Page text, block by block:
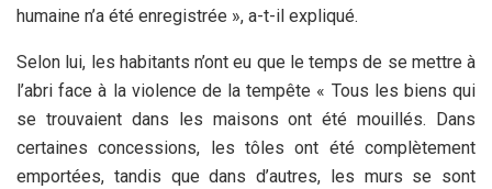
humaine n’a été enregistrée », a-t-il expliqué.
Selon lui, les habitants n’ont eu que le temps de se mettre à
l’abri face à la violence de la tempête « Tous les biens qui
se trouvaient dans les maisons ont été mouillés. Dans
certaines concessions, les tôles ont été complètement
emportées, tandis que dans d’autres, les murs se sont